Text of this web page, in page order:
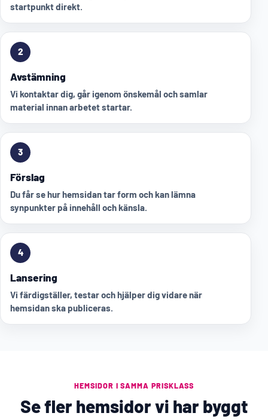
startpunkt direkt.
2
Avstämning
Vi kontaktar dig, går igenom önskemål och samlar
material innan arbetet startar.
3
Förslag
Du får se hur hemsidan tar form och kan lämna
synpunkter på innehåll och känsla.
4
Lansering
Vi färdigställer, testar och hjälper dig vidare när
hemsidan ska publiceras.
HEMSIDOR I SAMMA PRISKLASS
Se fler hemsidor vi har byggt